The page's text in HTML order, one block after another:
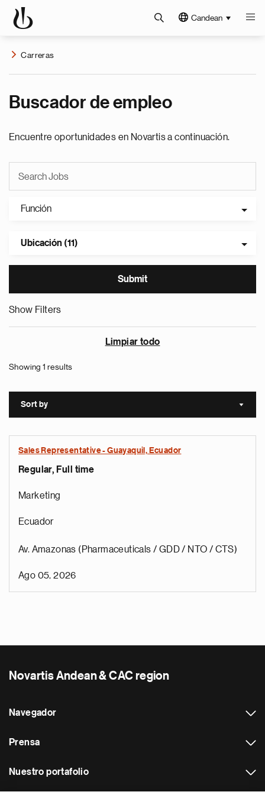
Candean
Carreras
Buscador de empleo
Encuentre oportunidades en Novartis a continuación.
Función
Ubicación (11)
Show Filters
Limpiar todo
Showing 1 results
Sort by Sort
Sales Representative - Guayaquil, Ecuador
Regular, Full time
Marketing
Ecuador
Av. Amazonas (Pharmaceuticals / GDD / NTO / CTS)
Ago 05, 2026
Novartis Andean & CAC region
Navegador
Prensa
Nuestro portafolio